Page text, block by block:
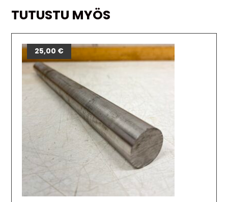
TUTUSTU MYÖS
25,00 €